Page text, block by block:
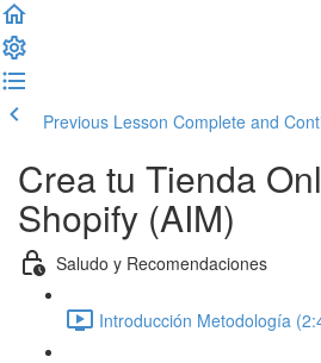
Previous Lesson Complete and
Crea tu Tienda
Shopify (AIM)
Saludo y Recomendaciones
Introducción Metodología